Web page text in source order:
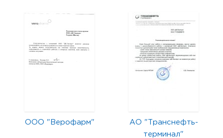
ООО "Верофарм"
АО "Транснефть-
терминал"